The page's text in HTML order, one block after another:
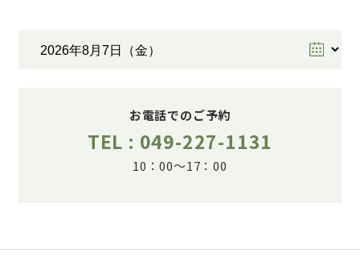
お電話でのご予約
TEL : 049-227-1131
10：00～17：00